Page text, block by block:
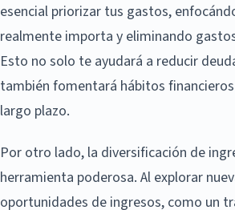
esencial priorizar tus gastos,
realmente importa y eliminando
Esto no solo te ayudará a reducir
también fomentará hábitos
largo plazo.
Por otro lado, la diversificación de
herramienta poderosa. Al explorar
oportunidades de ingresos, como un